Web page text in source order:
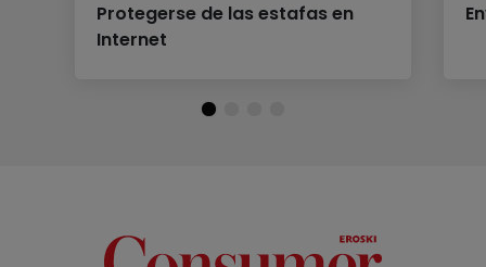
Protegerse de las estafas en
Internet